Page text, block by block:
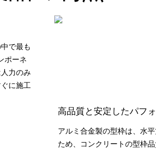
で最も
ポーネ
力のみ
に施工
高品質と安定したパフ
アルミ合金製の型枠は、水
ため、コンクリートの型枠